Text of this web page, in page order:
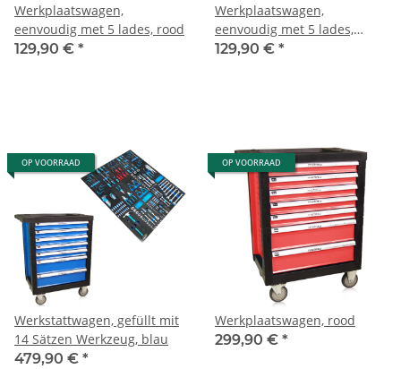
Werkplaatswagen,
eenvoudig met 5 lades, rood
129,90 € *
Werkplaatswagen,
eenvoudig met 5 lades,
zwart
129,90 € *
OP VOORRAAD
Werkstattwagen, gefüllt mit
14 Sätzen Werkzeug, blau
479,90 € *
OP VOORRAAD
Werkplaatswagen, rood
299,90 € *